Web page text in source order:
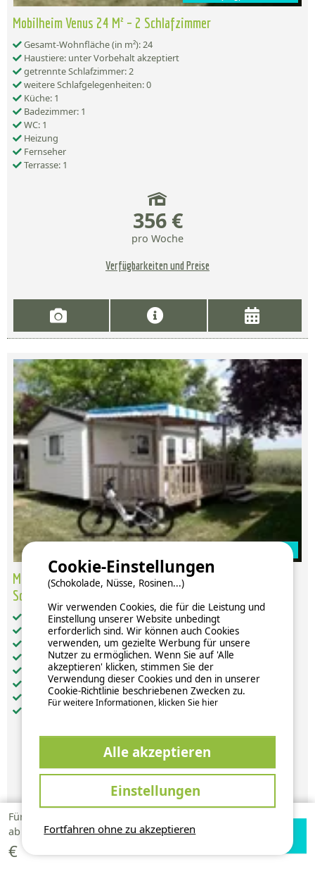
Für 1 Woche
ab
118,60
€
Verfügbarkeiten
Mobilheim Venus 24 M² – 2 Schlafzimmer
Gesamt-Wohnfläche (in m²): 24
Haustiere: unter Vorbehalt akzeptiert
getrennte Schlafzimmer: 2
weitere Schlafgelegenheiten: 0
Küche: 1
Badezimmer: 1
WC: 1
Heizung
Fernseher
Terrasse: 1
356 €
pro Woche
Verfügbarkeiten und Preise
Zur Campingplatz Website
Mobilheim Venus 24 M² – 2 Schlafzimmer – Anreise
Sonntags Im Juli Und August
Gesamt-Wohnfläche (in m²): 24
Haustiere: unter Vorbehalt akzeptiert
getrennte Schlafzimmer: 2
weitere Schlafgelegenheiten: 0
Küche: 1
Heizung
Fernseher
356 €
pro Woche
Verfügbarkeiten und Preise
Fortfahren ohne zu akzeptieren
Cookie-Einstellungen
(Schokolade, Nüsse, Rosinen...)
Wir verwenden Cookies, die für die Leistung und
Einstellung unserer Website unbedingt
erforderlich sind. Wir können auch Cookies
verwenden, um gezielte Werbung für unsere
Nutzer zu ermöglichen. Wenn Sie auf 'Alle
akzeptieren' klicken, stimmen Sie der
Verwendung dieser Cookies und den in unserer
Cookie-Richtlinie beschriebenen Zwecken zu.
Für weitere Informationen, klicken Sie hier
Alle akzeptieren
Einstellungen